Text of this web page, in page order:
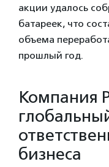
акции удалось
батареек, что
объема
прошлый год.
Компания
бизнеса